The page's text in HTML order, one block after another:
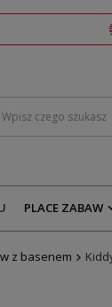
PLACE ZABAW
z basenem